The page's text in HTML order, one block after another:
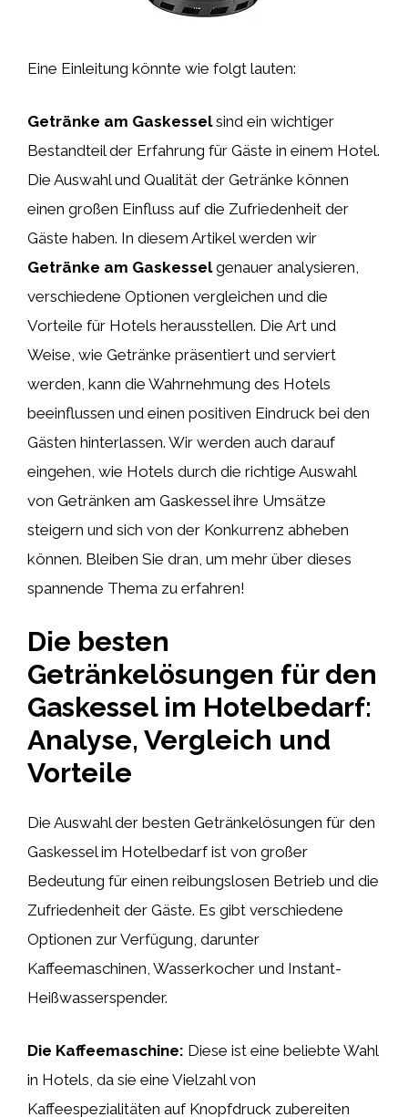
Eine Einleitung könnte wie folgt lauten:
Getränke am Gaskesselsind ein wichtiger
Bestandteil der Erfahrung für Gäste in einem Hotel.
Die Auswahl und Qualität der Getränke können
einen großen Einfluss auf die Zufriedenheit der
Gäste haben. In diesem Artikel werden wir
Getränke am Gaskesselgenauer analysieren,
verschiedene Optionen vergleichen und die
Vorteile für Hotels herausstellen. Die Art und
Weise, wie Getränke präsentiert und serviert
werden, kann die Wahrnehmung des Hotels
beeinflussen und einen positiven Eindruck bei den
Gästen hinterlassen. Wir werden auch darauf
eingehen, wie Hotels durch die richtige Auswahl
von Getränken am Gaskessel ihre Umsätze
steigern und sich von der Konkurrenz abheben
können. Bleiben Sie dran, um mehr über dieses
spannende Thema zu erfahren!
Die besten
Getränkelösungen für den
Gaskessel im Hotelbedarf:
Analyse, Vergleich und
Vorteile
Die Auswahl der besten Getränkelösungen für den
Gaskessel im Hotelbedarf ist von großer
Bedeutung für einen reibungslosen Betrieb und die
Zufriedenheit der Gäste. Es gibt verschiedene
Optionen zur Verfügung, darunter
Kaffeemaschinen, Wasserkocher und Instant-
Heißwasserspender.
Die Kaffeemaschine: Diese ist eine beliebte Wahl
in Hotels, da sie eine Vielzahl von
Kaffeespezialitäten auf Knopfdruck zubereiten